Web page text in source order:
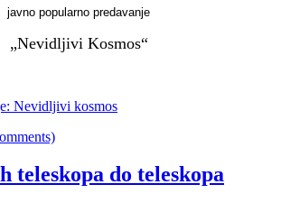
javno popularno predavanje
„Nevidljivi Kosmos“
Nevidljivi kosmos
teleskopa do teleskopa